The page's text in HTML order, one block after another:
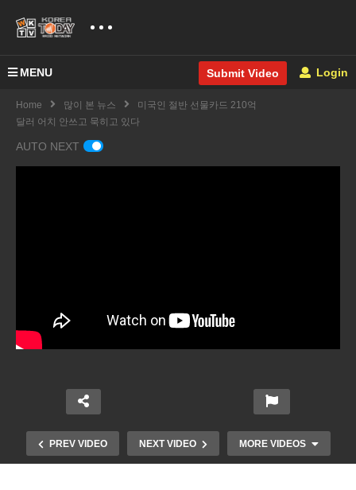
MENU Submit Video Login
Home 많이 본 뉴스
미국인 절반 선물카드 210억
달러 어치 안쓰고 묵히고 있다
AUTO NEXT
PREV VIDEO NEXT VIDEO MORE VIDEOS